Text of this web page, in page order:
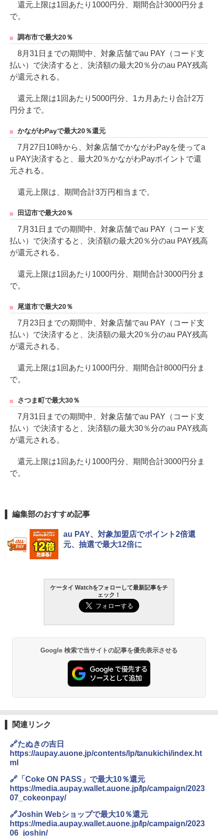
還元上限は1回あたり1000円分、期間合計3000円分ま
で。
調布市で最大20％
8月31日までの期間中、対象店舗でau PAY（コード支
払い）で決済すると、決済額の最大20％分のau PAY残高
が還元される。
還元上限は1回あたり5000円分、1カ月あたり合計2万
円分まで。
かながわPayで最大20％還元
7月27日10時から、対象店舗でかながわPayを使ってa
u PAY決済すると、最大20％かながわPayポイントで還
元される。
還元上限は、期間合計3万円相当まで。
田辺市で最大20％
7月31日までの期間中、対象店舗でau PAY（コード支
払い）で決済すると、決済額の最大20％分のau PAY残高
が還元される。
還元上限は1回あたり1000円分、期間合計3000円分ま
で。
尾道市で最大20％
7月23日までの期間中、対象店舗でau PAY（コード支
払い）で決済すると、決済額の最大20％分のau PAY残高
が還元される。
還元上限は1回あたり1000円分、期間合計8000円分ま
で。
さつま町で最大30％
7月31日までの期間中、対象店舗でau PAY（コード支
払い）で決済すると、決済額の最大30％分のau PAY残高
が還元される。
還元上限は1回あたり1000円分、期間合計3000円分ま
で。
編集部のおすすめ記事
au PAY、対象加盟店でポイント2倍還
元、抽選で最大12倍に
ケータイ Watchをフォローして最新記事をチ
ェック！
Google 検索で当サイトの記事を優先表示させる
関連リンク
🔗たぬきの吉日
https://aupay.auone.jp/contents/lp/tanukichi/index.ht
ml
🔗「Coke ON PASS」で最大10％還元
https://media.aupay.wallet.auone.jp/lp/campaign/2023
07_cokeonpay/
🔗Joshin Webショップで最大10％還元
https://media.aupay.wallet.auone.jp/lp/campaign/2023
06_joshin/